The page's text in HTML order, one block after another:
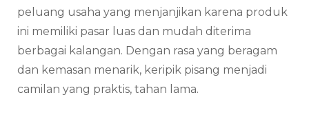
peluang usaha yang menjanjikan karena produk
ini memiliki pasar luas dan mudah diterima
berbagai kalangan. Dengan rasa yang beragam
dan kemasan menarik, keripik pisang menjadi
camilan yang praktis, tahan lama.